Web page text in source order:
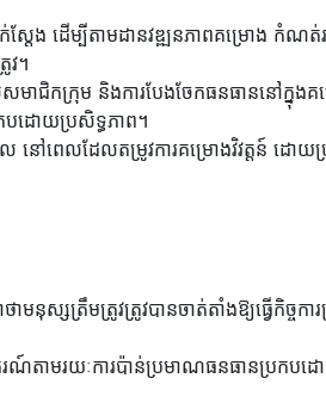
តែង ដើម្បីតាមដានវឌ្ឍនភាពគម្រោង កំណត់រ
វ។
ាជិកក្រុម និងការបែងចែកធនធាននៅក្នុងគ
កបដោយប្រសិទ្ធភាព។
ពេលដែលតម្រូវការគម្រោងវិវត្តន៍ ដោយប្រ
នុស្សត្រឹមត្រូវត្រូវបានចាត់តាំងឱ្យធ្វើកិច្ចការ
រណ៍តាមរយៈការប៉ាន់ប្រមាណធនធានប្រកបដ